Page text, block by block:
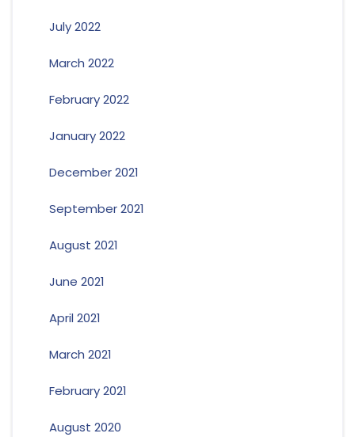
July 2022
March 2022
February 2022
January 2022
December 2021
September 2021
August 2021
June 2021
April 2021
March 2021
February 2021
August 2020